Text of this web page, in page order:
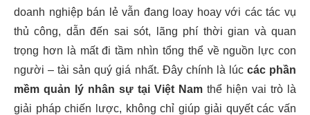
doanh nghiệp bán lẻ vẫn đang loay hoay với các tác vụ
thủ công, dẫn đến sai sót, lãng phí thời gian và quan
trọng hơn là mất đi tầm nhìn tổng thể về nguồn lực con
người – tài sản quý giá nhất. Đây chính là lúc các phần
mềm quản lý nhân sự tại Việt Nam thể hiện vai trò là
giải pháp chiến lược, không chỉ giúp giải quyết các vấn